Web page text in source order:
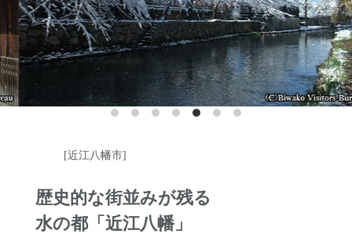
[近江八幡市]
歴史的な街並みが残る
水の都「近江八幡」